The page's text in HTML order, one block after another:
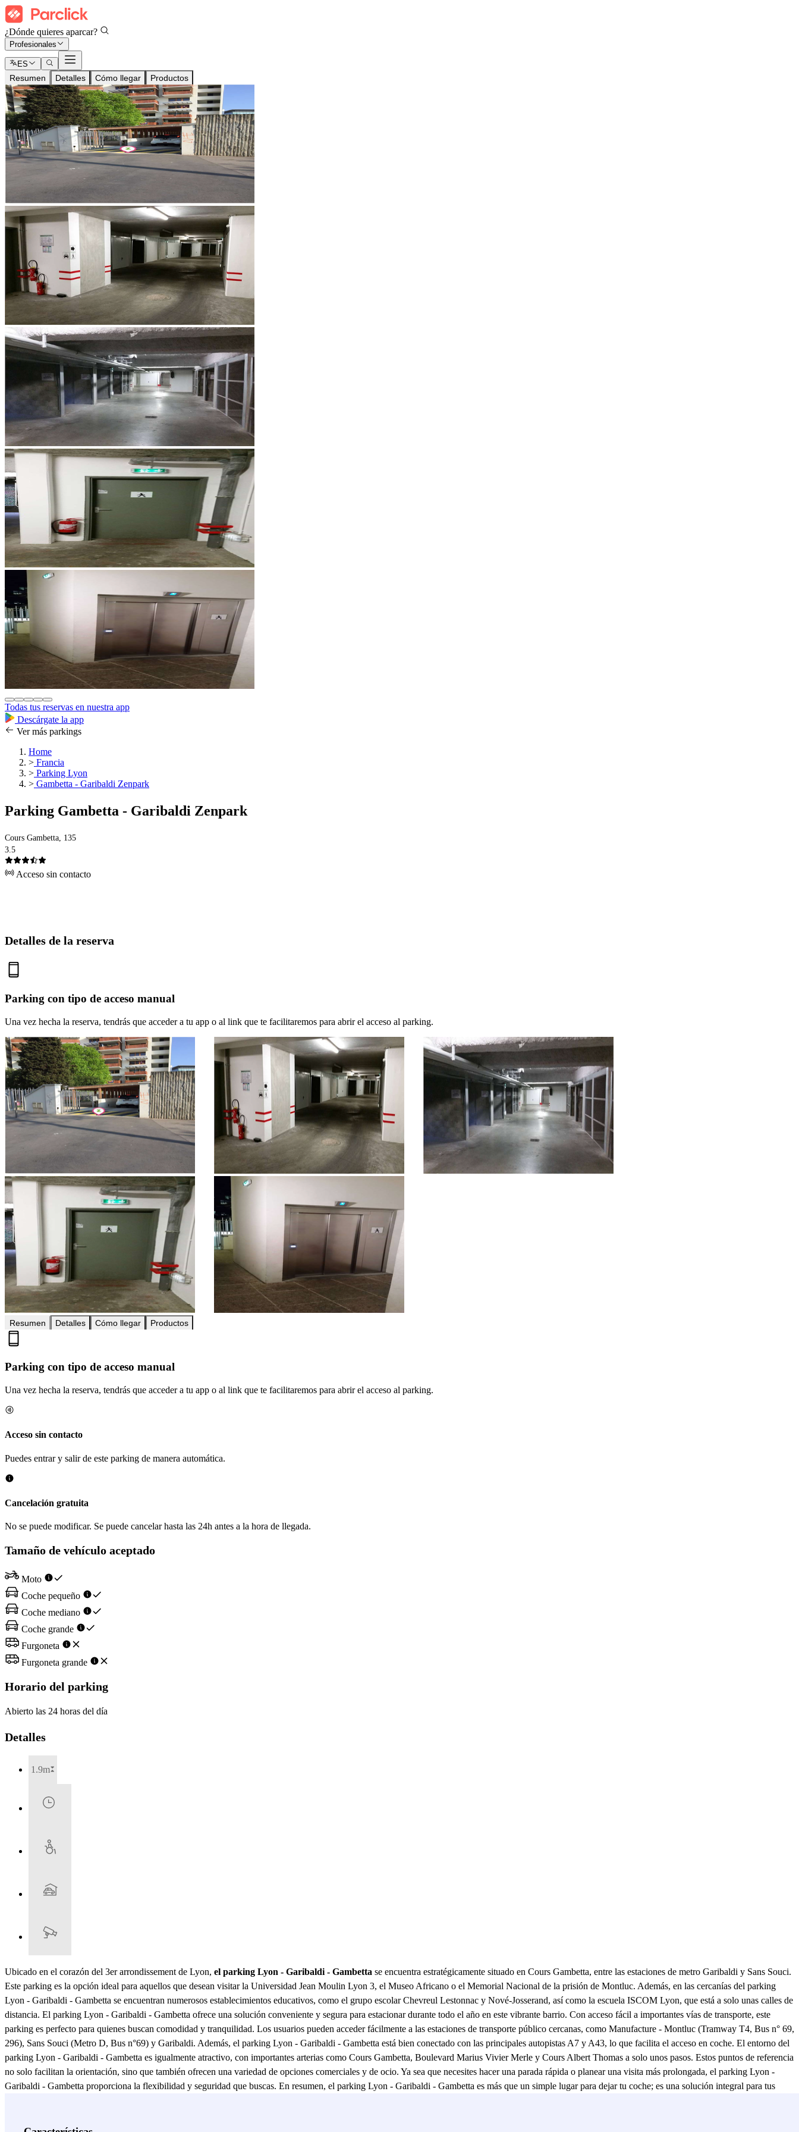
¿Dónde quieres aparcar?
Profesionales
ES
Resumen Detalles Cómo llegar Productos
Todas tus reservas en nuestra app
Descárgate la app
Ver más parkings
Home
> Francia
> Parking Lyon
> Gambetta - Garibaldi Zenpark
Parking Gambetta - Garibaldi Zenpark
Cours Gambetta, 135
3.5
Acceso sin contacto
Detalles de la reserva
Parking con tipo de acceso manual
Una vez hecha la reserva, tendrás que acceder a tu app o al link que te facilitaremos para abrir el acceso al parking.
Resumen Detalles Cómo llegar Productos
Parking con tipo de acceso manual
Una vez hecha la reserva, tendrás que acceder a tu app o al link que te facilitaremos para abrir el acceso al parking.
Acceso sin contacto
Puedes entrar y salir de este parking de manera automática.
Cancelación gratuita
No se puede modificar. Se puede cancelar hasta las 24h antes a la hora de llegada.
Tamaño de vehículo aceptado
Moto
Coche pequeño
Coche mediano
Coche grande
Furgoneta
Furgoneta grande
Horario del parking
Abierto las 24 horas del día
Detalles
1.9m
Ubicado en el corazón del 3er arrondissement de Lyon, el parking Lyon - Garibaldi - Gambetta se encuentra estratégicamente situado en Cours Gambetta, entre las estaciones de metro Garibaldi y Sans Souci.
Este parking es la opción ideal para aquellos que desean visitar la Universidad Jean Moulin Lyon 3, el Museo Africano o el Memorial Nacional de la prisión de Montluc. Además, en las cercanías del parking
Lyon - Garibaldi - Gambetta se encuentran numerosos establecimientos educativos, como el grupo escolar Chevreul Lestonnac y Nové-Josserand, así como la escuela ISCOM Lyon, que está a solo unas calles de
distancia. El parking Lyon - Garibaldi - Gambetta ofrece una solución conveniente y segura para estacionar durante todo el año en este vibrante barrio. Con acceso fácil a importantes vías de transporte, este
parking es perfecto para quienes buscan comodidad y tranquilidad. Los usuarios pueden acceder fácilmente a las estaciones de transporte público cercanas, como Manufacture - Montluc (Tramway T4, Bus n° 69,
296), Sans Souci (Metro D, Bus n°69) y Garibaldi. Además, el parking Lyon - Garibaldi - Gambetta está bien conectado con las principales autopistas A7 y A43, lo que facilita el acceso en coche. El entorno del
parking Lyon - Garibaldi - Gambetta es igualmente atractivo, con importantes arterias como Cours Gambetta, Boulevard Marius Vivier Merle y Cours Albert Thomas a solo unos pasos. Estos puntos de referencia
no solo facilitan la orientación, sino que también ofrecen una variedad de opciones comerciales y de ocio. Ya sea que necesites hacer una parada rápida o planear una visita más prolongada, el parking Lyon -
Garibaldi - Gambetta proporciona la flexibilidad y seguridad que buscas. En resumen, el parking Lyon - Garibaldi - Gambetta es más que un simple lugar para dejar tu coche; es una solución integral para tus
de saber que tu vehículo está en buenas manos.